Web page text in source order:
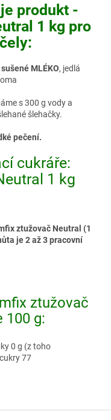
produkt -
1 kg pro
MLÉKO, jedlá
s 300 g vody a
šlehačky.
pečení.
cukráře:
1 kg
ztužovač Neutral (1
je 2 až 3 pracovní
ztužovač
100 g:
0 g (z toho
77